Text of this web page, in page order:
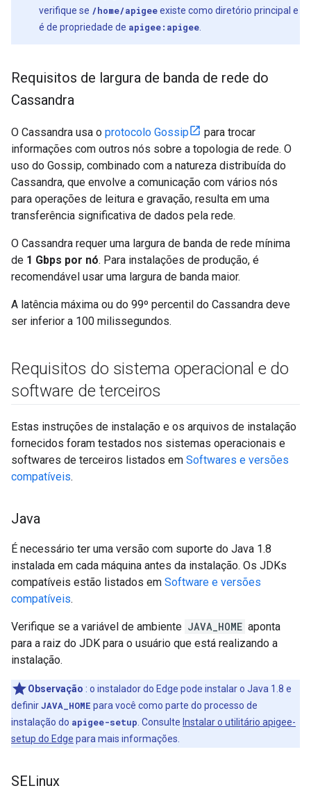
verifique se /home/apigeeexiste como diretório principal e
é de propriedade de apigee:apigee
Requisitos de largura de banda de rede do
Cassandra
O Cassandra usa o protocolo Gossip
para trocar
informações com outros nós sobre a topologia de rede. O
uso do Gossip, combinado com a natureza distribuída do
Cassandra, que envolve a comunicação com vários nós
para operações de leitura e gravação, resulta em uma
transferência significativa de dados pela rede.
O Cassandra requer uma largura de banda de rede mínima
de 1 Gbps por nó. Para instalações de produção, é
recomendável usar uma largura de banda maior.
A latência máxima ou do 99º percentil do Cassandra deve
ser inferior a 100 milissegundos.
Requisitos do sistema operacional e do
software de terceiros
Estas instruções de instalação e os arquivos de instalação
fornecidos foram testados nos sistemas operacionais e
softwares de terceiros listados em Softwares e versões
compatíveis.
Java
É necessário ter uma versão com suporte do Java 1.8
instalada em cada máquina antes da instalação. Os JDKs
compatíveis estão listados em Software e versões
compatíveis.
Verifique se a variável de ambiente JAVA_HOME aponta
para a raiz do JDK para o usuário que está realizando a
instalação.
Observação : o instalador do Edge pode instalar o Java 1.8 e
definirJAVA_HOME para você como parte do processo de
instalação do apigee-setup . Consulte Instalar o utilitário apigee-
setup do Edge para mais informações.
SELinux